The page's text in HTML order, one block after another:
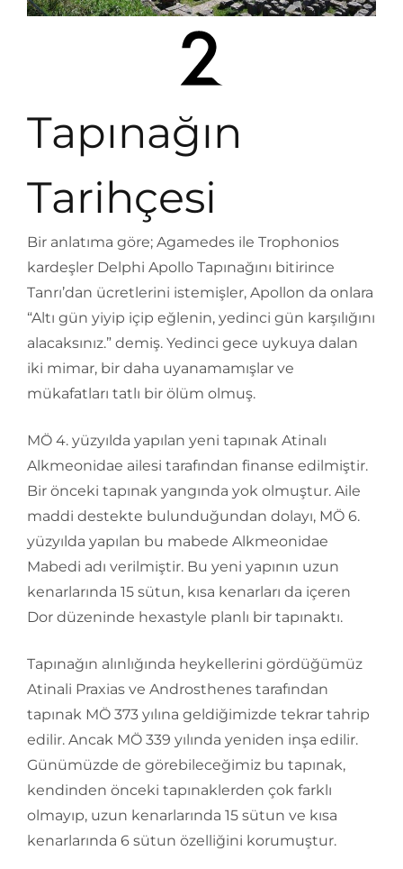
Tapınağın
Tarihçesi
Bir anlatıma göre; Agamedes ile Trophonios
kardeşler Delphi Apollo Tapınağını bitirince
Tanrı’dan ücretlerini istemişler, Apollon da onlara
“Altı gün yiyip içip eğlenin, yedinci gün karşılığını
alacaksınız.” demiş. Yedinci gece uykuya dalan
iki mimar, bir daha uyanamamışlar ve
mükafatları tatlı bir ölüm olmuş.
MÖ 4. yüzyılda yapılan yeni tapınak Atinalı
Alkmeonidae ailesi tarafından finanse edilmiştir.
Bir önceki tapınak yangında yok olmuştur. Aile
maddi destekte bulunduğundan dolayı, MÖ 6.
yüzyılda yapılan bu mabede Alkmeonidae
Mabedi adı verilmiştir. Bu yeni yapının uzun
kenarlarında 15 sütun, kısa kenarları da içeren
Dor düzeninde hexastyle planlı bir tapınaktı.
Tapınağın alınlığında heykellerini gördüğümüz
Atinali Praxias ve Androsthenes tarafından
tapınak MÖ 373 yılına geldiğimizde tekrar tahrip
edilir. Ancak MÖ 339 yılında yeniden inşa edilir.
Günümüzde de görebileceğimiz bu tapınak,
kendinden önceki tapınaklerden çok farklı
olmayıp, uzun kenarlarında 15 sütun ve kısa
kenarlarında 6 sütun özelliğini korumuştur.